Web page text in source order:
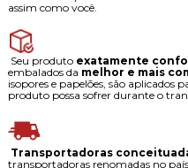
assim como você.
Seu produto exatamente
embalados da melhor e mais
isopores e papelões, são aplicados
produto possa sofrer durante o
Transportadoras
transportadoras renomadas no